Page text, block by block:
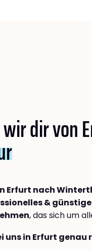
dir von
Erfurt nach
&
, das sich um
uns in Erfurt